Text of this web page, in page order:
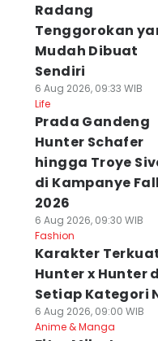
Radang
Tenggorokan
Mudah Dibuat
Sendiri
6 Aug 2026, 09:33 WIB
Life
Prada Gandeng
Hunter Schafer
hingga Troye
di Kampanye Fall
2026
6 Aug 2026, 09:30 WIB
Fashion
Karakter
Hunter x Hunter
Setiap Kategori
6 Aug 2026, 09:00 WIB
Anime & Manga